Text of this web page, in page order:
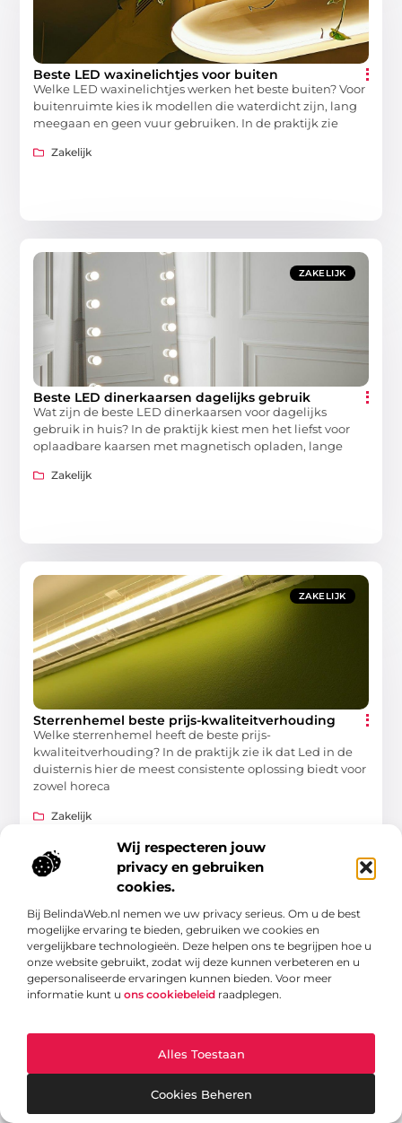
Wij respecteren jouw
privacy en gebruiken
cookies.
Bij BelindaWeb.nl nemen we uw privacy serieus. Om u de best
mogelijke ervaring te bieden, gebruiken we cookies en
vergelijkbare technologieën. Deze helpen ons te begrijpen hoe u
onze website gebruikt, zodat wij deze kunnen verbeteren en u
gepersonaliseerde ervaringen kunnen bieden. Voor meer
informatie kunt u ons cookiebeleid raadplegen.
Alles Toestaan
Cookies Beheren
Beste LED waxinelichtjes voor buiten
Welke LED waxinelichtjes werken het beste buiten? Voor
buitenruimte kies ik modellen die waterdicht zijn, lang
meegaan en geen vuur gebruiken. In de praktijk zie
Zakelijk
ZAKELIJK
Beste LED dinerkaarsen dagelijks gebruik
Wat zijn de beste LED dinerkaarsen voor dagelijks
gebruik in huis? In de praktijk kiest men het liefst voor
oplaadbare kaarsen met magnetisch opladen, lange
Zakelijk
ZAKELIJK
Sterrenhemel beste prijs-kwaliteitverhouding
Welke sterrenhemel heeft de beste prijs-
kwaliteitverhouding? In de praktijk zie ik dat Led in de
duisternis hier de meest consistente oplossing biedt voor
zowel horeca
Zakelijk
ZAKELIJK
Welke LED kaarsen zijn populair als cadeau? In de
praktijk kies je het beste voor modellen met warm wit
licht en een realistisch uiterlijk, zodat